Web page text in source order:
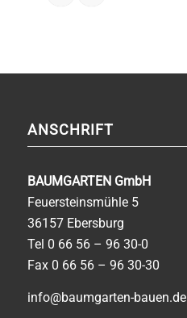
ANSCHRIFT
BAUMGARTEN GmbH
Feuersteinsmühle 5
36157 Ebersburg
Tel 0 66 56 – 96 30-0
Fax 0 66 56 – 96 30-30
info@baumgarten-bauen.de